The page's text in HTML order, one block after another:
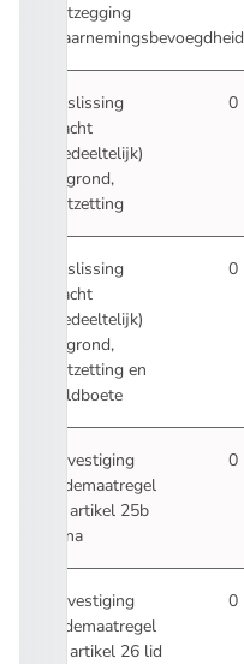
ontzegging
waarnemingsbevoegdheid
Beslissing
klacht
(gedeeltelijk)
gegrond,
ontzetting
0
Beslissing
klacht
(gedeeltelijk)
gegrond,
ontzetting en
geldboete
0
Bevestiging
ordemaatregel
ex artikel 25b
Wna
0
Bevestiging
ordemaatregel
ex artikel 26 lid
0